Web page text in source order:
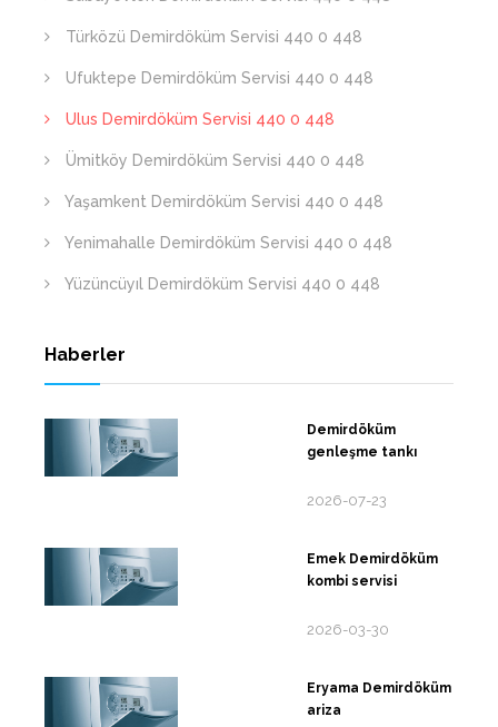
Türközü Demirdöküm Servisi 440 0 448
Ufuktepe Demirdöküm Servisi 440 0 448
Ulus Demirdöküm Servisi 440 0 448
Ümitköy Demirdöküm Servisi 440 0 448
Yaşamkent Demirdöküm Servisi 440 0 448
Yenimahalle Demirdöküm Servisi 440 0 448
Yüzüncüyıl Demirdöküm Servisi 440 0 448
Haberler
Demirdöküm
genleşme tankı
2026-07-23
Emek Demirdöküm
kombi servisi
2026-03-30
Eryama Demirdöküm
ariza